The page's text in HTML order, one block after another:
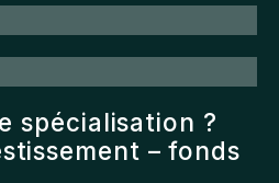
spécialisation ?
– fonds